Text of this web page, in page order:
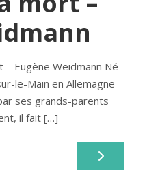
– Eugène Weidmann Né
le-Main en Allemagne
ses grands-parents
il fait […]